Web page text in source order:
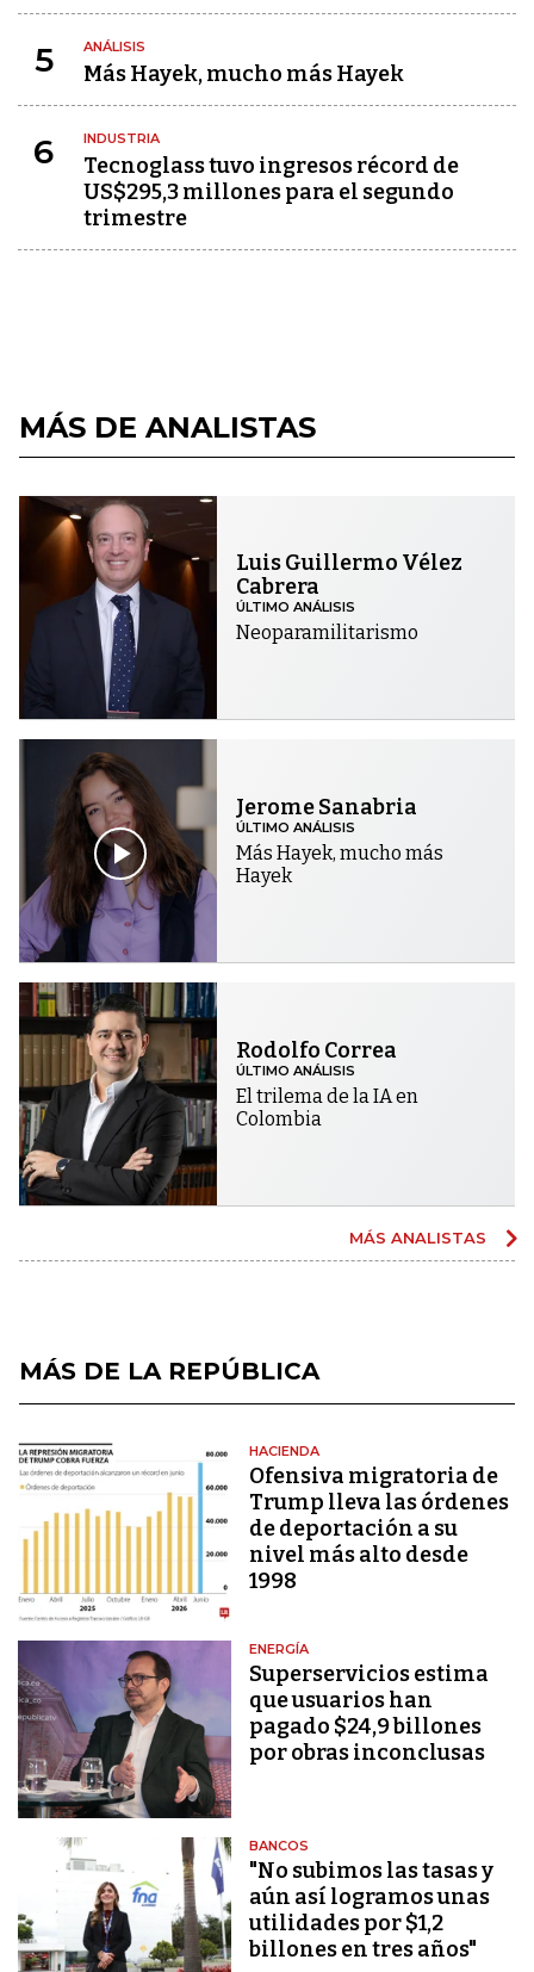
5 ANÁLISIS
Más Hayek, mucho más Hayek
6 INDUSTRIA
Tecnoglass tuvo ingresos récord de
US$295,3 millones para el segundo
trimestre
MÁS DE ANALISTAS
Luis Guillermo Vélez
Cabrera
ÚLTIMO ANÁLISIS
Neoparamilitarismo
Jerome Sanabria
ÚLTIMO ANÁLISIS
Más Hayek, mucho más
Hayek
Rodolfo Correa
ÚLTIMO ANÁLISIS
El trilema de la IA en
Colombia
MÁS ANALISTAS
MÁS DE LA REPÚBLICA
HACIENDA
Ofensiva migratoria de
Trump lleva las órdenes
de deportación a su
nivel más alto desde
1998
ENERGÍA
Superservicios estima
que usuarios han
pagado $24,9 billones
por obras inconclusas
BANCOS
"No subimos las tasas y
aún así logramos unas
utilidades por $1,2
billones en tres años"